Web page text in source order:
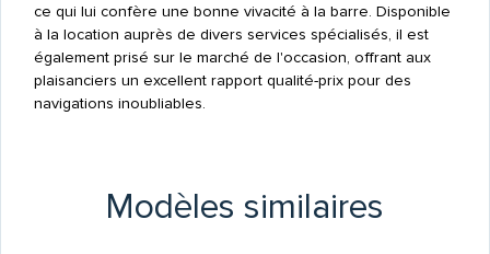
ce qui lui confère une bonne vivacité à la barre. Disponible
à la location auprès de divers services spécialisés, il est
également prisé sur le marché de l'occasion, offrant aux
plaisanciers un excellent rapport qualité-prix pour des
navigations inoubliables.
Modèles similaires